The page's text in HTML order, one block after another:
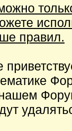
правил.
нашем